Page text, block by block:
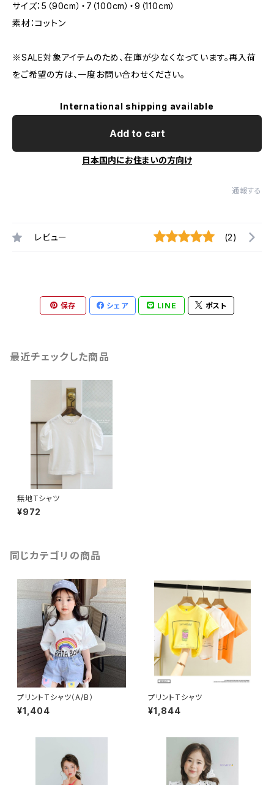
サイズ：5（90cm）・7（100cm）・9（110cm）
素材：コットン
※SALE対象アイテムのため、在庫が少なくなっています。再入荷
をご希望の方は、一度お問い合わせください。
International shipping available
Add to cart
日本国内にお住まいの方向け
通報する
レビュー (2)
保存 シェア LINE ポスト
最近チェックした商品
無地Tシャツ
¥972
同じカテゴリの商品
プリントTシャツ（A/B）
¥1,404
プリントTシャツ
¥1,844